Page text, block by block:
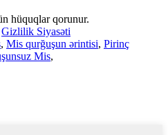
hüquqlar qorunur.
Gizlilik Siyasəti
, Mis qurğuşun ərintisi, Pirinç
Mis,